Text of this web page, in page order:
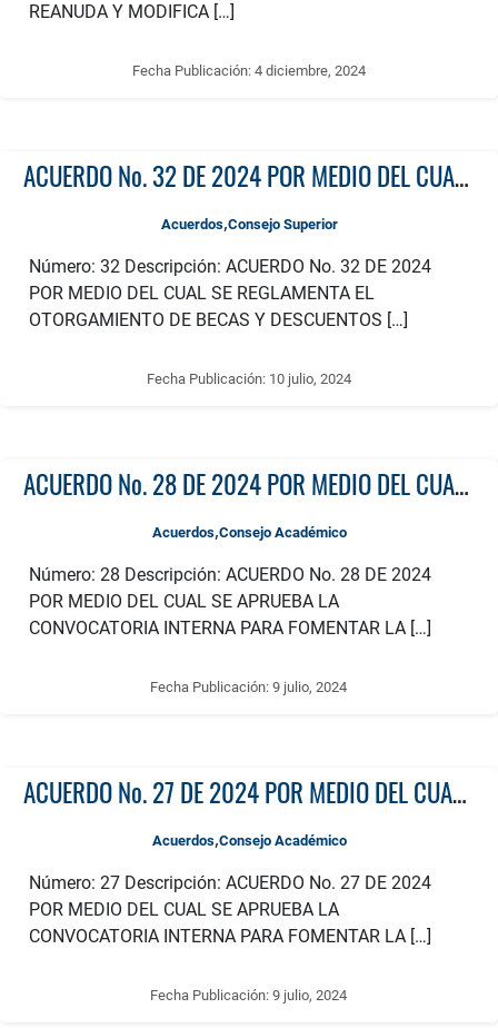
REANUDA Y MODIFICA […]
Fecha Publicación: 4 diciembre, 2024
ACUERDO No. 32 DE 2024 POR MEDIO DEL CUAL SE REGLAMENTA EL OTORGAMIENTO DE BECAS Y DESCUENTOS EN LA MATRÍCULA FINANCIERA DE LOS PROGRAMAS ACADÉMICOS DE POSGRADO EN LA UNIVESIDAD TECNOLÓGICA DE PEREIRA
Acuerdos,Consejo Superior
Número: 32 Descripción: ACUERDO No. 32 DE 2024
POR MEDIO DEL CUAL SE REGLAMENTA EL
OTORGAMIENTO DE BECAS Y DESCUENTOS […]
Fecha Publicación: 10 julio, 2024
ACUERDO No. 28 DE 2024 POR MEDIO DEL CUAL SE APRUEBA LA CONVOCATORIA INTERNA PARA FOMENTAR LA PUBLICACIÓN DE LIBROS RESULTADO DE INVESTIGACIÓN AÑO 2024
Acuerdos,Consejo Académico
Número: 28 Descripción: ACUERDO No. 28 DE 2024
POR MEDIO DEL CUAL SE APRUEBA LA
CONVOCATORIA INTERNA PARA FOMENTAR LA […]
Fecha Publicación:9 julio, 2024
ACUERDO No. 27 DE 2024 POR MEDIO DEL CUAL SE APRUEBA LA CONVOCATORIA INTERNA PARA FOMENTAR LA PUBLICACIÓN DE TEXTOS ACADÉMICOS AÑO 2024
Acuerdos,Consejo Académico
Número: 27 Descripción: ACUERDO No. 27 DE 2024
POR MEDIO DEL CUAL SE APRUEBA LA
CONVOCATORIA INTERNA PARA FOMENTAR LA […]
Fecha Publicación:9 julio, 2024